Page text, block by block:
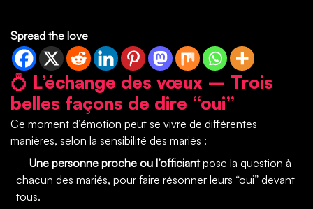
Spread the love
💍 L’échange des vœux – Trois
belles façons de dire “oui”
Ce moment d’émotion peut se vivre de différentes
manières, selon la sensibilité des mariés :
– Une personne proche ou l’officiantpose la question à
chacun des mariés, pour faire résonner leurs “oui” devant
tous.